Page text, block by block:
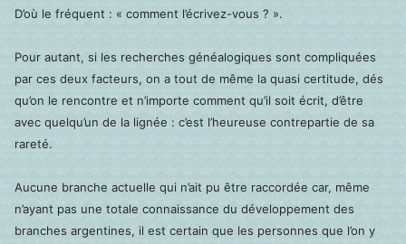
D’où le fréquent : « comment l’écrivez-vous ? ».
Pour autant, si les recherches généalogiques sont compliquées
par ces deux facteurs, on a tout de même la quasi certitude, dés
qu’on le rencontre et n’importe comment qu’il soit écrit, d’être
avec quelqu’un de la lignée : c’est l’heureuse contrepartie de sa
rareté.
Aucune branche actuelle qui n’ait pu être raccordée car, même
n’ayant pas une totale connaissance du développement des
branches argentines, il est certain que les personnes que l’on y